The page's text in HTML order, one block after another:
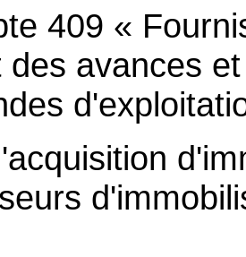
409 «
des avances